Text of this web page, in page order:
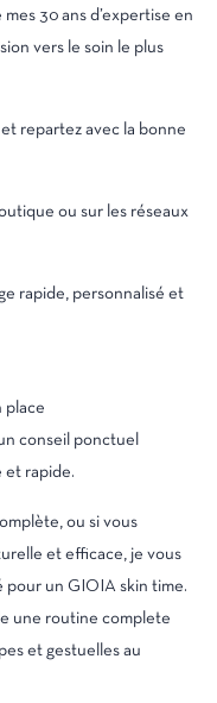
30 ans d’expertise en
vers le soin le plus
repartez avec la bonne
ou sur les réseaux
rapide, personnalisé et
place
conseil ponctuel
et rapide.
ou si vous
et efficace, je vous
pour un GIOIA skin time.
une routine complete
et gestuelles au